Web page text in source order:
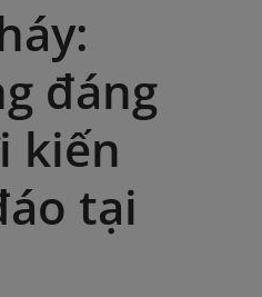
đáng
kiến
tại